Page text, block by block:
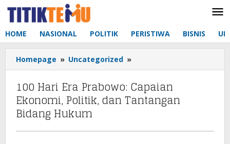
Lewati
HOME NASIONAL POLITIK PERISTIWA BISNIS
Homepage » Uncategorized »
Hari
Era
Prabowo:
Capaian
dan
100 Hari Era Prabowo: Capaian
Ekonomi, Politik, dan Tantangan
Bidang Hukum